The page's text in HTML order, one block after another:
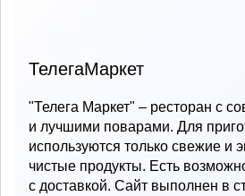
ТелегаМаркет
"Телега Маркет" – ресторан с
и лучшими поварами. Для
используются только свежие и
чистые продукты. Есть
с доставкой. Сайт выполнен в